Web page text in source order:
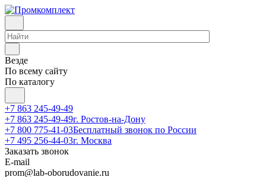
Везде
По всему сайту
По каталогу
+7 863 245-49-49
+7 863 245-49-49г. Ростов-на-Дону
+7 800 775-41-03Бесплатный звонок по России
+7 495 256-44-03г. Москва
Заказать звонок
E-mail
prom@lab-oborudovanie.ru